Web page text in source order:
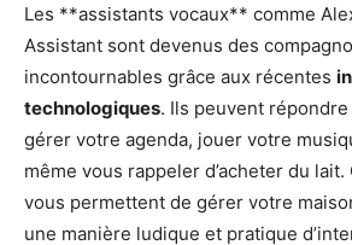
Les **assistants vocaux** comme
Assistant sont devenus des
incontournables grâce aux récentes
technologiques. Ils peuvent
gérer votre agenda, jouer votre
même vous rappeler d’acheter du
vous permettent de gérer votre
une manière ludique et pratique